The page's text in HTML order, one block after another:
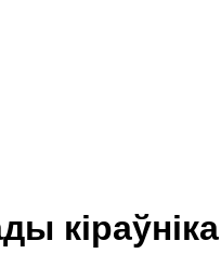
кіраўніка